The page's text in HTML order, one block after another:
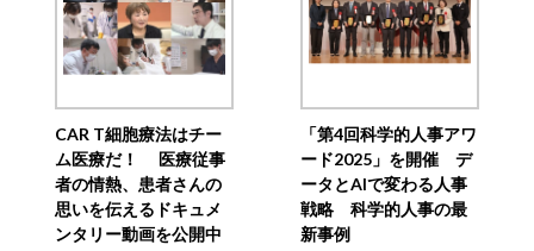
CAR T細胞療法はチー
ム医療だ！ 医療従事
者の情熱、患者さんの
思いを伝えるドキュメ
ンタリー動画を公開中
「第4回科学的人事アワ
ード2025」を開催 デ
ータとAIで変わる人事
戦略 科学的人事の最
新事例